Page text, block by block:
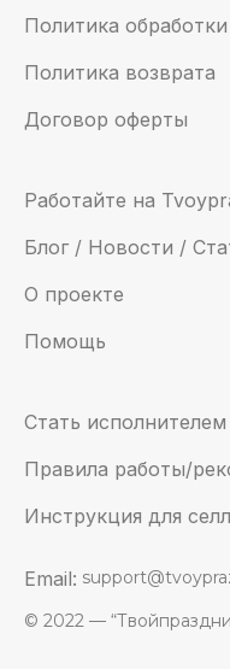
Политика
Политика возврата
Договор оферты
Работайте на
Блог / Новости /
О проекте
Помощь
Стать исполнителем
Правила работы/
Инструкция для
Email:
© 2022 —